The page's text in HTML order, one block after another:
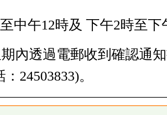
中午12時及 下午2時至下
內透過電郵收到確認通
24503833)。